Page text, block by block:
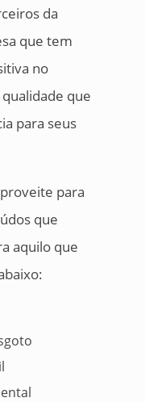
da
que tem
no
que
para seus
para
que
aquilo que